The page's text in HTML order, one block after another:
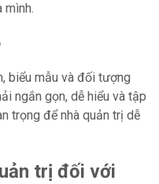
mình.
biểu mẫu và đối tượng
ngắn gọn, dễ hiểu và tập
trọng để nhà quản trị dễ
trị đối với